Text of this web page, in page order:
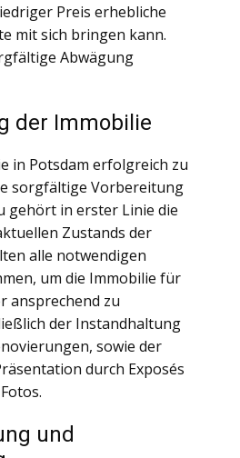
Preis erhebliche
mit sich bringen kann.
Abwägung
der Immobilie
in Potsdam erfolgreich zu
sorgfältige Vorbereitung
gehört in erster Linie die
Zustands der
alle notwendigen
um die Immobilie für
ansprechend zu
der Instandhaltung
sowie der
durch Exposés
und